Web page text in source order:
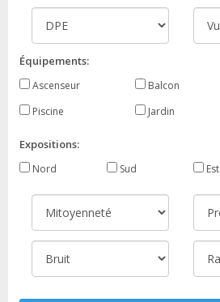
Équipements:
Ascenseur Balcon
Piscine
Jardin
Expositions:
Nord Sud Est